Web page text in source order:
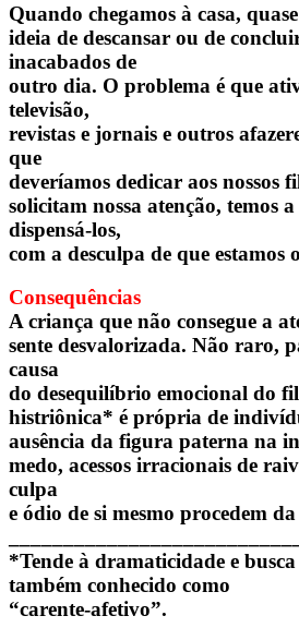
Quando chegamos à casa,
ideia de descansar ou de
inacabados de
outro dia. O problema é que
televisão,
revistas e jornais e outros
que
deveríamos dedicar aos nossos
solicitam nossa atenção, temos
dispensá-los,
com a desculpa de que estamos
Consequências
A criança que não consegue a
sente desvalorizada. Não raro,
causa
do desequilíbrio emocional do
histriônica* é própria de
ausência da figura paterna na
medo, acessos irracionais de
culpa
e ódio de si mesmo procedem
*Tende à dramaticidade e
também conhecido como
“carente-afetivo”.